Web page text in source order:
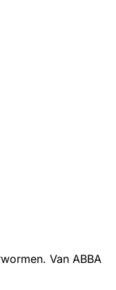
Van ABBA